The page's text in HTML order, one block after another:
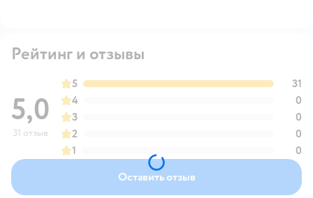
Рейтинг и отзывы
5,0
31 отзыв
5
31
4
0
3
0
2
0
1
0
Оставить отзыв